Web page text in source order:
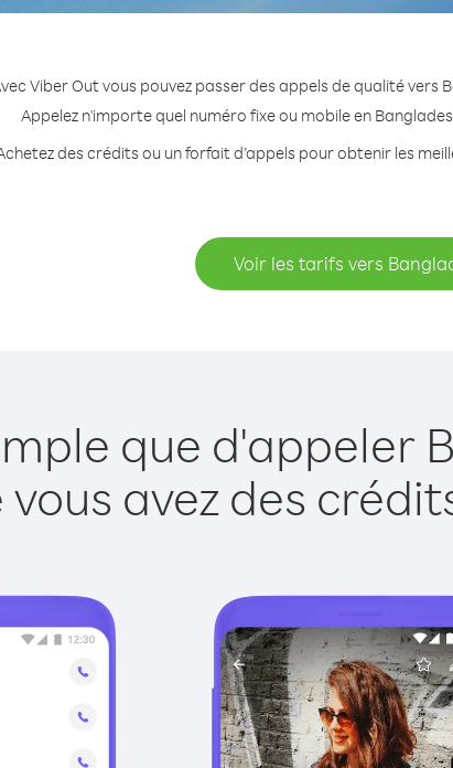
Viber Out vous pouvez passer des appels de qualité vers
Appelez n'importe quel numéro fixe ou mobile en
des crédits ou un forfait d’appels pour obtenir les
Voir les tarifs vers
que d'appeler
avez des